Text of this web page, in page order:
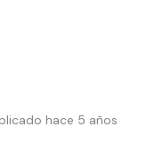
hace 5 años